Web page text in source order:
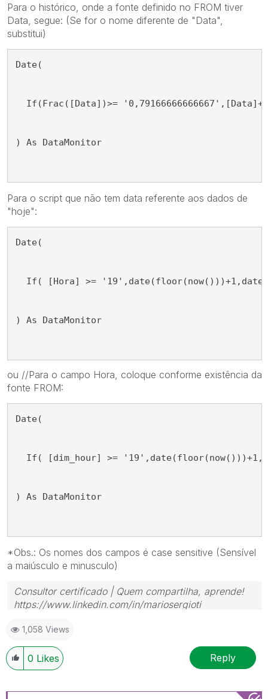
Para o histórico, onde a fonte definido no FROM tiver
Data, segue: (Se for o nome diferente de "Data",
substitui)
Date(
If(Frac([Data])>=
) As DataMonitor
Para o script que não tem data referente aos dados de
"hoje":
Date(
If( [Hora] >=
) As DataMonitor
ou //Para o campo Hora, coloque conforme existência da
fonte FROM:
Date(
If( [dim_hour] >=
) As DataMonitor
*Obs.: Os nomes dos campos é case sensitive (Sensível
a maiúsculo e minusculo)
Consultor certificado | Quem compartilha, aprende!
https://www.linkedin.com/in/mariosergioti
1,058 Views
0 Likes Reply